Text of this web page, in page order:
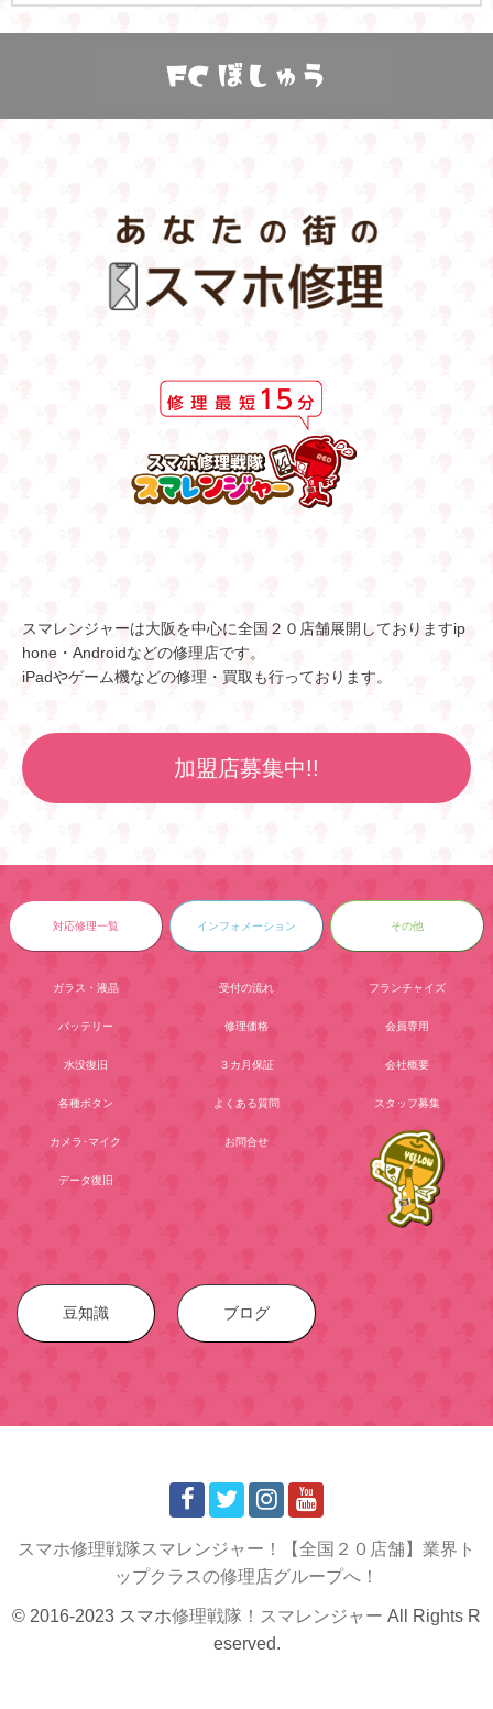
スマレンジャーは大阪を中心に全国２０店舗展開しておりますip
hone・Androidなどの修理店です。
iPadやゲーム機などの修理・買取も行っております。
加盟店募集中!!
対応修理一覧
ガラス・液晶
バッテリー
水没復旧
各種ボタン
カメラ･マイク
データ復旧
インフォメーション
受付の流れ
修理価格
３カ月保証
よくある質問
お問合せ
その他
フランチャイズ
会員専用
会社概要
スタッフ募集
豆知識 ブログ
スマホ修理戦隊スマレンジャー！【全国２０店舗】業界ト
ップクラスの修理店グループへ！
© 2016-2023 スマホ修理戦隊！スマレンジャー All Rights R
eserved.